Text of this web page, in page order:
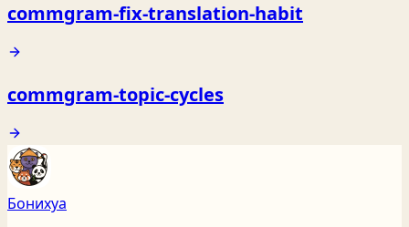
commgram-fix-translation-habit
commgram-topic-cycles
Бонихуа